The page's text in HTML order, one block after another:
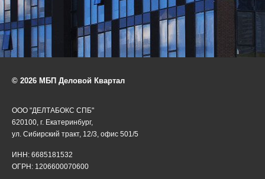
© 2026 МБП Деловой Квартал
ООО "ДЕЛТАБОКС СПБ"
620100, г. Екатеринбург,
ул. Сибирский тракт, 12/3, офис 501/5
ИНН: 6685181532
ОГРН: 1206600070600